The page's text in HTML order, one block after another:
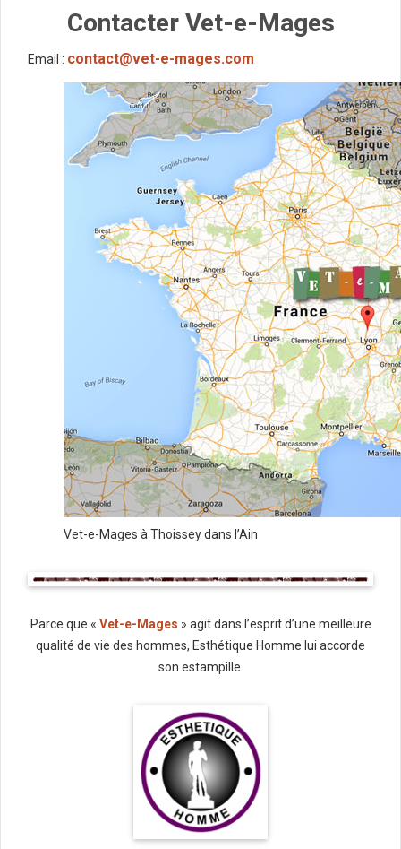
Contacter Vet-e-Mages
Email : contact@vet-e-mages.com
Vet-e-Mages à Thoissey dans l’Ain
Parce que « Vet-e-Mages » agit dans l’esprit d’une meilleure
qualité de vie des hommes, Esthétique Homme lui accorde
son estampille.